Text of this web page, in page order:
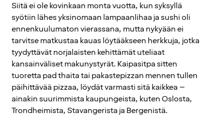
Siitä ei ole kovinkaan monta vuotta, kun syksyllä
syötiin lähes yksinomaan lampaanlihaa ja sushi oli
ennenkuulumaton vierassana, mutta nykyään ei
tarvitse matkustaa kauas löytääkseen herkkuja, jotka
tyydyttävät norjalaisten kehittämät uteliaat
kansainväliset makunystyrät. Kaipasitpa sitten
tuoretta pad thaita tai pakastepizzan mennen tullen
päihittävää pizzaa, löydät varmasti sitä kaikkea –
ainakin suurimmista kaupungeista, kuten Oslosta,
Trondheimista, Stavangerista ja Bergenistä.